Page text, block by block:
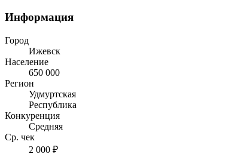
Информация
Город
Ижевск
Население
650 000
Регион
Удмуртская
Республика
Конкуренция
Средняя
Ср. чек
2 000 ₽